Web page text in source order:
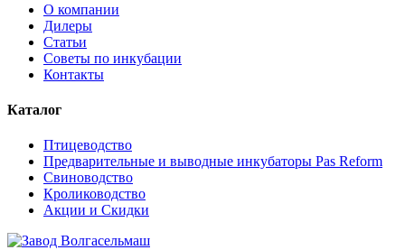
О компании
Дилеры
Статьи
Советы по инкубации
Контакты
Каталог
Птицеводство
Предварительные и выводные инкубаторы Pas Reform
Свиноводство
Кролиководство
Акции и Скидки